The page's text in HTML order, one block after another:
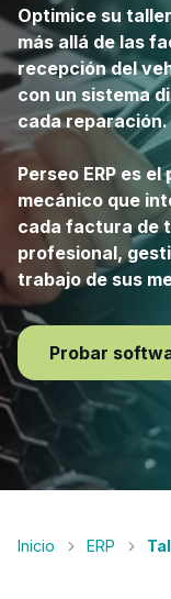
Optimice su
más allá de las
recepción del
con un sistema
cada reparación.
Perseo ERP es
mecánico que
cada factura de
profesional,
trabajo de sus
Probar
Inicio ERP